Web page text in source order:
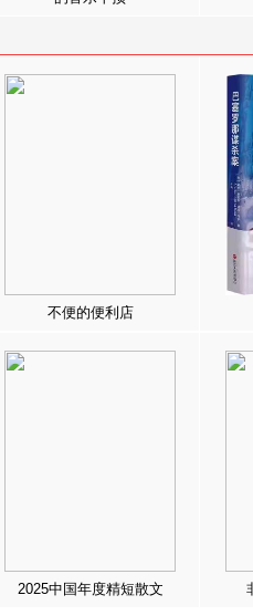
不便的便利店
2025中国年度精短散文